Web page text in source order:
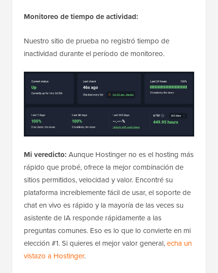
Monitoreo de tiempo de actividad:
Nuestro sitio de prueba no registró tiempo de
inactividad durante el período de monitoreo.
Mi veredicto: Aunque Hostinger no es el hosting más
rápido que probé, ofrece la mejor combinación de
sitios permitidos, velocidad y valor. Encontré su
plataforma increíblemente fácil de usar, el soporte de
chat en vivo es rápido y la mayoría de las veces su
asistente de IA responde rápidamente a las
preguntas comunes. Eso es lo que lo convierte en mi
elección #1. Si quieres el mejor valor general,echa un
vistazo a Hostinger.